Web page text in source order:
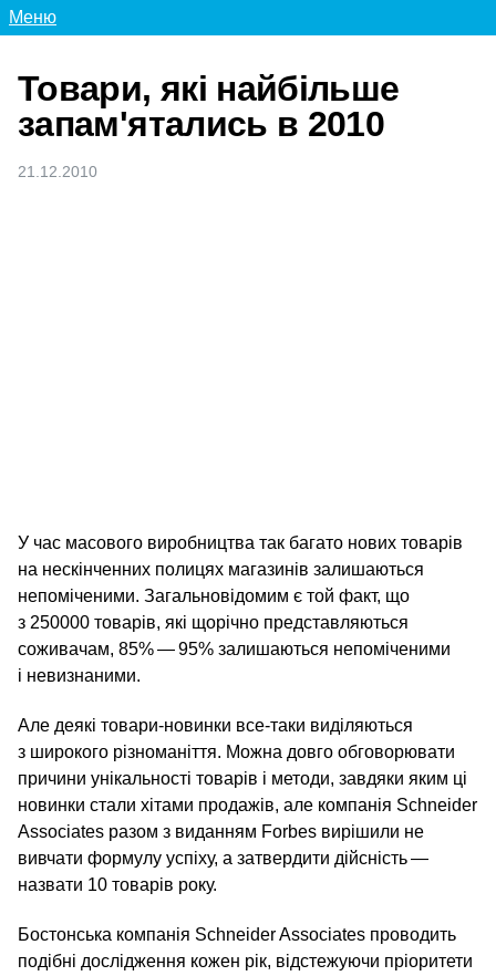
Меню
Товари, які найбільше
запам'ятались в 2010
21.12.2010
У час масового виробництва так багато нових товарів
на нескінченних полицях магазинів залишаються
непоміченими. Загальновідомим є той факт, що
з 250000 товарів, які щорічно представляються
соживачам, 85% — 95% залишаються непоміченими
і невизнаними.
Але деякі товари-новинки все-таки виділяються
з широкого різноманіття. Можна довго обговорювати
причини унікальності товарів і методи, завдяки яким ці
новинки стали хітами продажів, але компанія Schneider
Associates разом з виданням Forbes вирішили не
вивчати формулу успіху, а затвердити дійсність —
назвати 10 товарів року.
Бостонська компанія Schneider Associates проводить
подібні дослідження кожен рік, відстежуючи пріоритети